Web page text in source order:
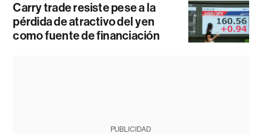
Carry trade resiste pese a la
pérdida de atractivo del yen
como fuente de financiación
PUBLICIDAD